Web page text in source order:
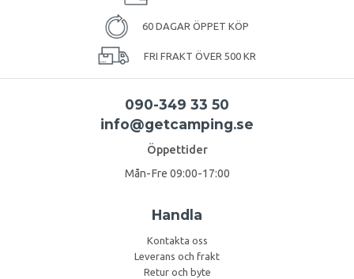
60 DAGAR ÖPPET KÖP
FRI FRAKT ÖVER 500 KR
090-349 33 50
info@getcamping.se
Öppettider
Mån-Fre 09:00-17:00
Handla
Kontakta oss
Leverans och frakt
Retur och byte